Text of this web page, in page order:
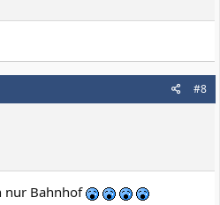
#8
nur Bahnhof